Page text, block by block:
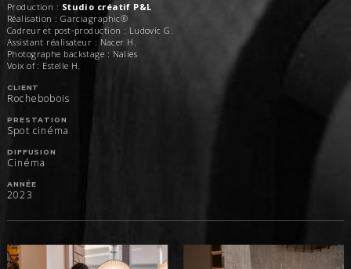
Production : ​Studio créatif P&L
​Réalisation : Garciagraphic®
​Cadreur et post-production : Ludovic G.
​Assistant réalisateur : Nacer H.
​​​Photographe backstage : Nalies
​​​​Voix of : Estelle H.
CLIENT
Rochebobois
PRESTATION
Spot cinéma
DIFFUSION
Cinéma
ANNÉE
2023